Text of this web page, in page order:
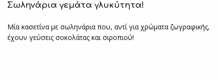
Σωληνάρια γεμάτα γλυκύτητα!
Μία κασετίνα με σωληνάρια που, αντί για χρώματα ζωγραφικής,
έχουν γεύσεις σοκολάτας και σιροπιού!